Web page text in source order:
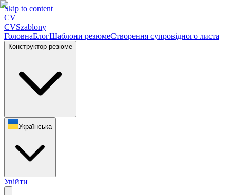
Skip to content
CV
CVSzablony
ГоловнаБлогШаблони резюмеСтворення супровідного листа
Конструктор резюме
Українська
Увійти